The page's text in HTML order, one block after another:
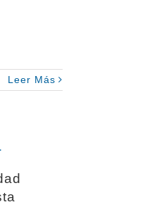
Leer Más